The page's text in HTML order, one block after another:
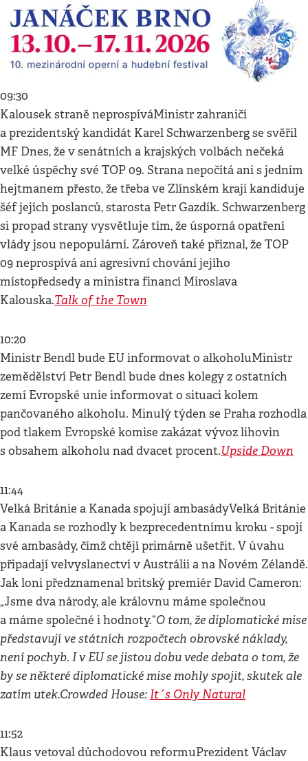
09:30
Kalousek straně neprospíváMinistr zahraničí
a prezidentský kandidát Karel Schwarzenberg se svěřil
MF Dnes, že v senátních a krajských volbách nečeká
velké úspěchy své TOP 09. Strana nepočítá ani s jedním
hejtmanem přesto, že třeba ve Zlínském kraji kandiduje
šéf jejích poslanců, starosta Petr Gazdík. Schwarzenberg
si propad strany vysvětluje tím, že úsporná opatření
vlády jsou nepopulární. Zároveň také přiznal, že TOP
09 neprospívá ani agresivní chování jejího
místopředsedy a ministra financí Miroslava
Kalouska.Talk of the Town
10:20
Ministr Bendl bude EU informovat o alkoholuMinistr
zemědělství Petr Bendl bude dnes kolegy z ostatních
zemí Evropské unie informovat o situaci kolem
pančovaného alkoholu. Minulý týden se Praha rozhodla
pod tlakem Evropské komise zakázat vývoz lihovin
s obsahem alkoholu nad dvacet procent.Upside Down
11:44
Velká Británie a Kanada spojují ambasádyVelká Británie
a Kanada se rozhodly k bezprecedentnímu kroku - spojí
své ambasády, čímž chtějí primárně ušetřit. V úvahu
připadají velvyslanectví v Austrálii a na Novém Zélandě.
Jak loni předznamenal britský premiér David Cameron:
„Jsme dva národy, ale královnu máme společnou
a máme společné i hodnoty.“O tom, že diplomatické mise
představují ve státních rozpočtech obrovské náklady,
není pochyb. I v EU se jistou dobu vede debata o tom, že
by se některé diplomatické mise mohly spojit, skutek ale
zatím utek.Crowded House:It´s Only Natural
11:52
Klaus vetoval důchodovou reformuPrezident Václav